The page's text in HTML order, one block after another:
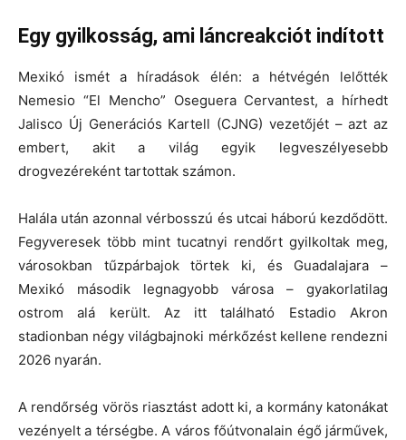
Egy gyilkosság, ami láncreakciót indított
Mexikó ismét a híradások élén: a hétvégén lelőtték
Nemesio “El Mencho” Oseguera Cervantest, a hírhedt
Jalisco Új Generációs Kartell (CJNG) vezetőjét – azt az
embert, akit a világ egyik legveszélyesebb
drogvezéreként tartottak számon.
Halála után azonnalvérbosszú és utcai háború kezdődött.
Fegyveresek több mint tucatnyi rendőrt gyilkoltak meg,
városokban tűzpárbajok törtek ki, és Guadalajara –
Mexikó második legnagyobb városa – gyakorlatilag
ostrom alá került. Az itt található Estadio Akron
stadionban négy világbajnoki mérkőzést kellene rendezni
2026 nyarán.
A rendőrség vörös riasztást adott ki, a kormány katonákat
vezényelt a térségbe. A város főútvonalain égő járművek,